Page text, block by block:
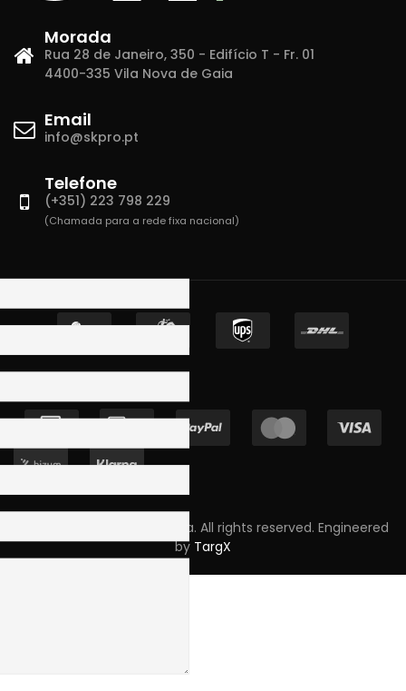
Morada
Rua 28 de Janeiro, 350 - Edifício T - Fr. 01
4400-335 Vila Nova de Gaia
Email
info@skpro.pt
Telefone
(+351) 223 798 229
(Chamada para a rede fixa nacional)
Copyright © 2023 Skpro, Lda. All rights reserved. Engineered
by TargX